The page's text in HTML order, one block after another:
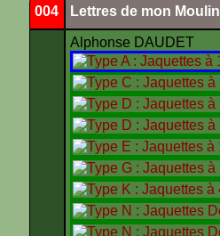
004 Lettres de mon Moulin
Alphonse DAUDET